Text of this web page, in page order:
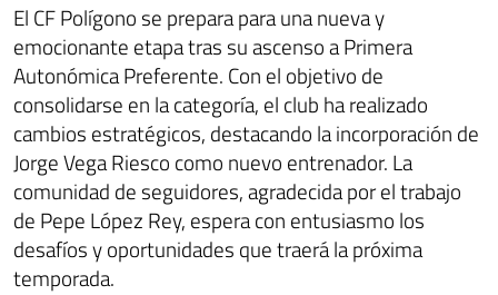
El CF Polígono se prepara para una nueva y
emocionante etapa tras su ascenso a Primera
Autonómica Preferente. Con el objetivo de
consolidarse en la categoría, el club ha realizado
cambios estratégicos, destacando la incorporación de
Jorge Vega Riesco como nuevo entrenador. La
comunidad de seguidores, agradecida por el trabajo
de Pepe López Rey, espera con entusiasmo los
desafíos y oportunidades que traerá la próxima
temporada.